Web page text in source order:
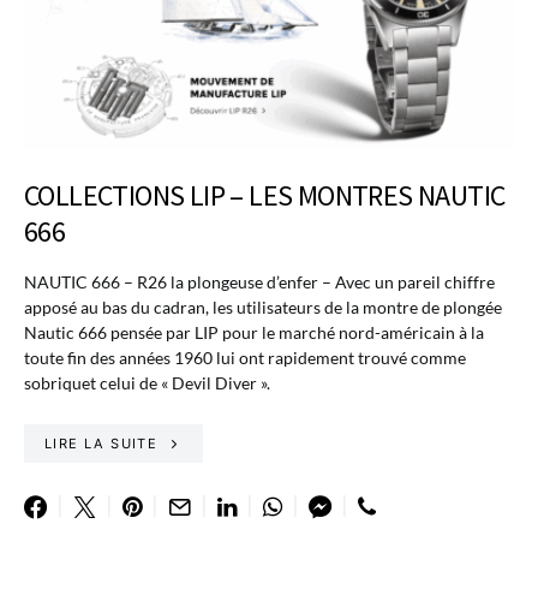
COLLECTIONS LIP – LES MONTRES NAUTIC
666
NAUTIC 666 – R26 la plongeuse d’enfer – Avec un pareil chiffre
apposé au bas du cadran, les utilisateurs de la montre de plongée
Nautic 666 pensée par LIP pour le marché nord-américain à la
toute fin des années 1960 lui ont rapidement trouvé comme
sobriquet celui de « Devil Diver ».
LIRE LA SUITE